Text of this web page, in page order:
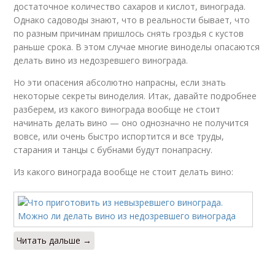
достаточное количество сахаров и кислот, винограда.
Однако садоводы знают, что в реальности бывает, что
по разным причинам пришлось снять гроздья с кустов
раньше срока. В этом случае многие виноделы опасаются
делать вино из недозревшего винограда.
Но эти опасения абсолютно напрасны, если знать
некоторые секреты виноделия. Итак, давайте подробнее
разберем, из какого винограда вообще не стоит
начинать делать вино — оно однозначно не получится
вовсе, или очень быстро испортится и все труды,
старания и танцы с бубнами будут понапрасну.
Из какого винограда вообще не стоит делать вино:
Читать дальше →